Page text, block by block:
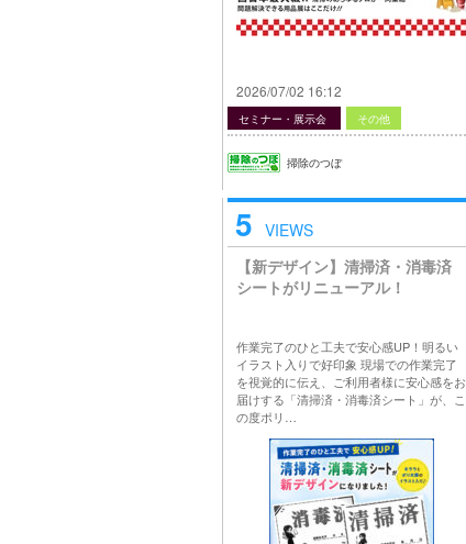
2026/07/02 16:12
セミナー・展示会 その他
掃除のつぼ
5 VIEWS
【新デザイン】清掃済・消毒済
シートがリニューアル！
作業完了のひと工夫で安心感UP！明るい
イラスト入りで好印象 現場での作業完了
を視覚的に伝え、ご利用者様に安心感をお
届けする「清掃済・消毒済シート」が、こ
の度ポリ…